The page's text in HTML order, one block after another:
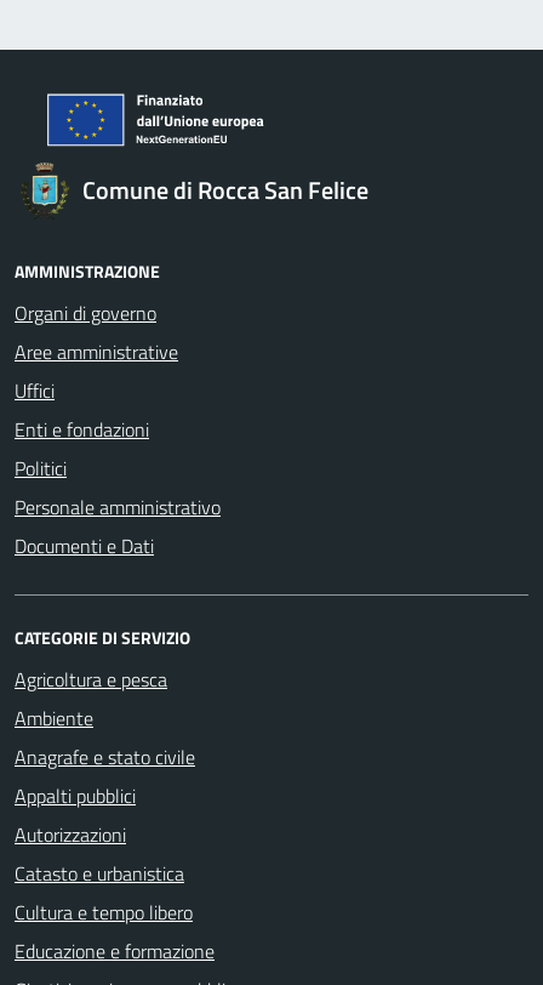
Comune di Rocca San Felice
AMMINISTRAZIONE
Organi di governo
Aree amministrative
Uffici
Enti e fondazioni
Politici
Personale amministrativo
Documenti e Dati
CATEGORIE DI SERVIZIO
Agricoltura e pesca
Ambiente
Anagrafe e stato civile
Appalti pubblici
Autorizzazioni
Catasto e urbanistica
Cultura e tempo libero
Educazione e formazione